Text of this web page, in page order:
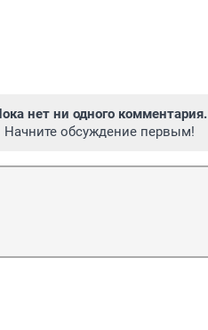
нет ни одного комментария.
Начните обсуждение первым!